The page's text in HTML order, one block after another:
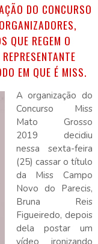
DO CONCURSO
QUE REGEM O
EM QUE É MISS.
A organização do
Concurso Miss
Mato Grosso
2019 decidiu
nessa sexta-feira
(25) cassar o título
da Miss Campo
Novo do Parecis,
Bruna Reis
Figueiredo, depois
dela postar um
vídeo ironizando